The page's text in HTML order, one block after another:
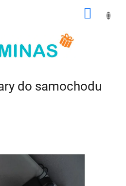
do samochodu